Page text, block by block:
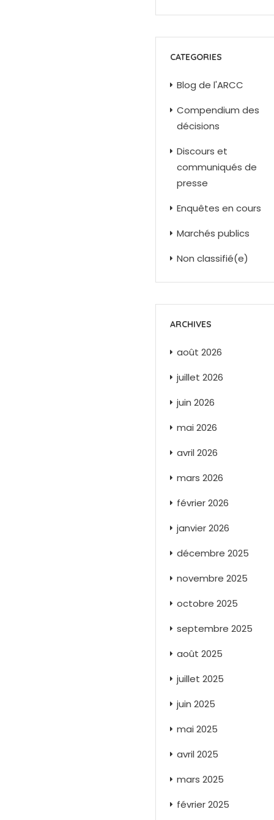
CATEGORIES
Blog de l'ARCC
Compendium des
décisions
Discours et
communiqués de
presse
Enquêtes en cours
Marchés publics
Non classifié(e)
ARCHIVES
août 2026
juillet 2026
juin 2026
mai 2026
avril 2026
mars 2026
février 2026
janvier 2026
décembre 2025
novembre 2025
octobre 2025
septembre 2025
août 2025
juillet 2025
juin 2025
mai 2025
avril 2025
mars 2025
février 2025